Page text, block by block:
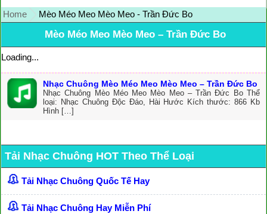
Home Mèo Méo Meo Mèo Meo - Trần Đức Bo
Mèo Méo Meo Mèo Meo – Trần Đức Bo
Loading...
Nhạc Chuông Mèo Méo Meo Mèo Meo – Trần Đức Bo
Nhạc Chuông Mèo Méo Meo Mèo Meo – Trần Đức Bo Thể
loại: Nhạc Chuông Độc Đáo, Hài Hước Kích thước: 866 Kb
Hình […]
Tải Nhạc Chuông HOT Theo Thể Loại
Tải Nhạc Chuông Quốc Tế Hay
Tải Nhạc Chuông Hay Miễn Phí